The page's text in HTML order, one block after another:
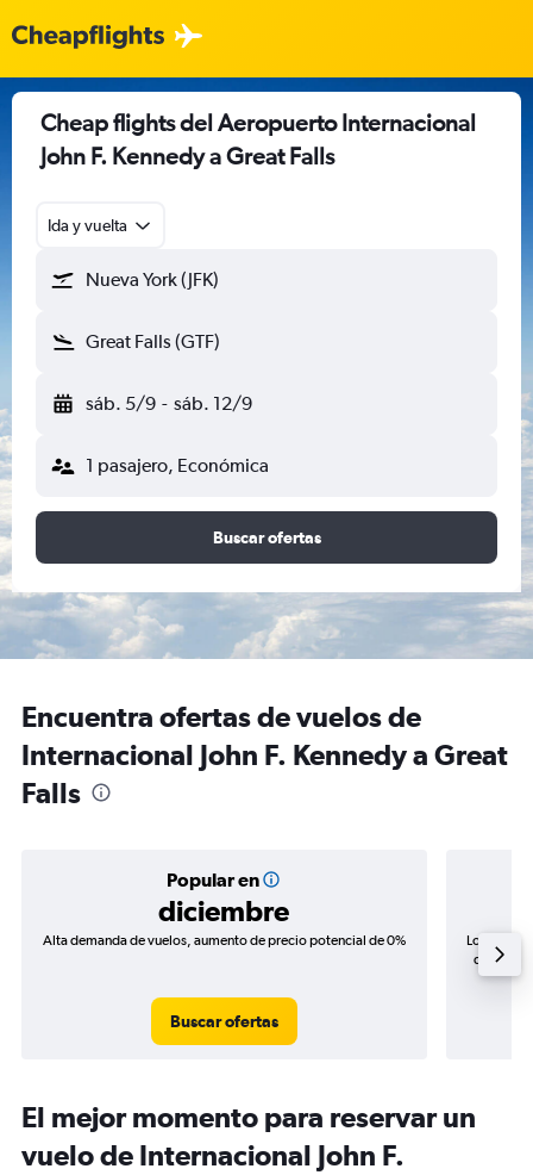
Cheap flights del Aeropuerto Internacional
John F. Kennedy a Great Falls
Ida y vuelta
Nueva York (JFK)
Great Falls (GTF)
sáb. 5/9 - sáb. 12/9
1 pasajero, Económica
Buscar ofertas
Encuentra ofertas de vuelos de
Internacional John F. Kennedy a Great
Falls
Popular en
diciembre
Alta demanda de vuelos, aumento de precio potencial de 0%
Buscar ofertas
Los
de
El mejor momento para reservar un
vuelo de Internacional John F.